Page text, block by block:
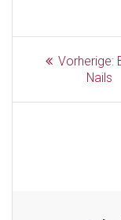
Vorherige:
Nails